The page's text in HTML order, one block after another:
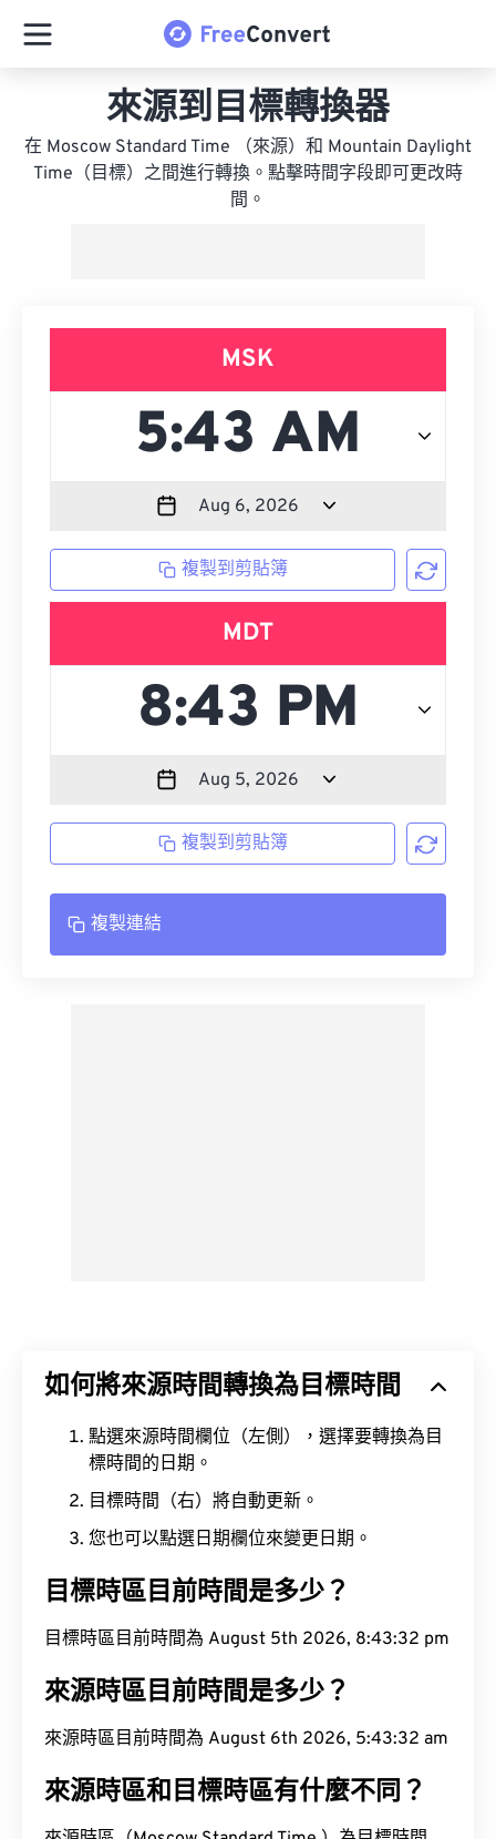
來源到目標轉換器
在 Moscow Standard Time （來源）和 Mountain Daylight
Time（目標）之間進行轉換。點擊時間字段即可更改時
間。
MSK
複製到剪貼簿
MDT
複製到剪貼簿
複製連結
如何將來源時間轉換為目標時間
點選來源時間欄位（左側），選擇要轉換為目
標時間的日期。
目標時間（右）將自動更新。
您也可以點選日期欄位來變更日期。
目標時區目前時間是多少？
目標時區目前時間為 August 5th 2026, 8:43:33 pm
來源時區目前時間是多少？
來源時區目前時間為 August 6th 2026, 5:43:33 am
來源時區和目標時區有什麼不同？